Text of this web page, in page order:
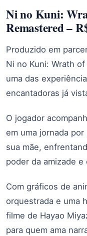
Ni no Kuni:
Remastered –
Produzido em
Ni no Kuni: Wrath
uma das
encantadoras já
O jogador
em uma jornada
sua mãe,
poder da amizade e
Com gráficos de
orquestrada e uma
filme de Hayao
para quem ama